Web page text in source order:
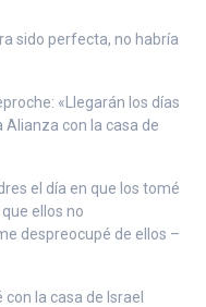
sido perfecta, no habría
«Llegarán los días
Alianza con la casa de
el día en que los tomé
ellos no
despreocupé de ellos –
la casa de Israel